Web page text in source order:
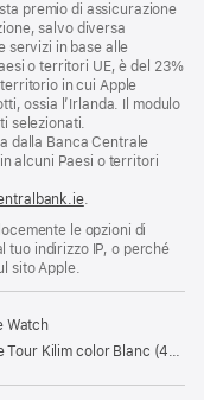
premio di assicurazione
salvo diversa
servizi in base alle
o territori UE, è del 23%
in cui Apple
ossia l’Irlanda. Il modulo
selezionati.
dalla Banca Centrale
alcuni Paesi o territori
.
le opzioni di
tuo indirizzo IP, o perché
sito Apple.
Watch
Kilim color Blanc (42 mm)